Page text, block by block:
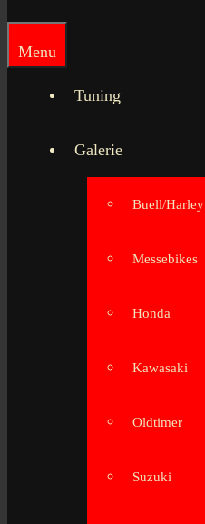
Menu
Tuning
Galerie
Buell/Harley
Messebikes
Honda
Kawasaki
Oldtimer
Suzuki